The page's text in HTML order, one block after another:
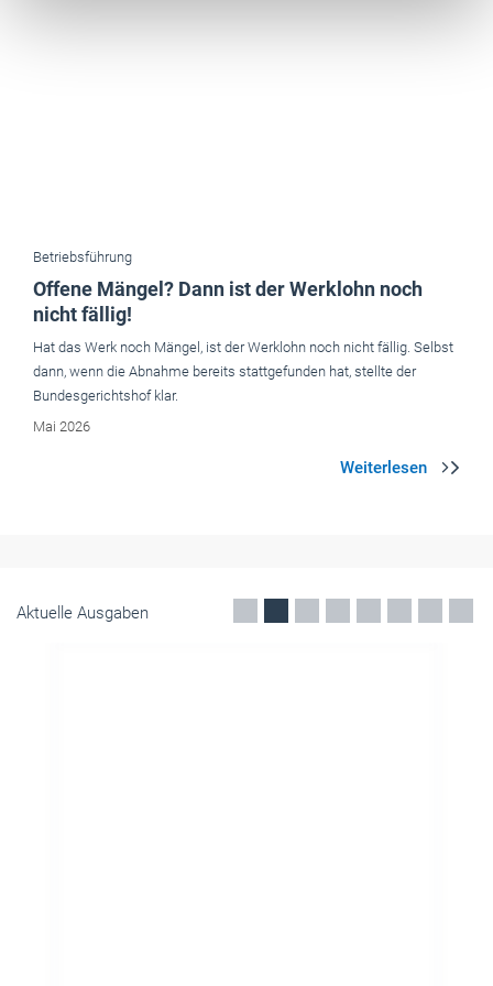
Betriebsführung
Offene Mängel? Dann ist der Werklohn noch
nicht fällig!
Hat das Werk noch Mängel, ist der Werklohn noch nicht fällig. Selbst
dann, wenn die Abnahme bereits stattgefunden hat, stellte der
Bundesgerichtshof klar.
Mai 2026
Aktuelle Ausgaben